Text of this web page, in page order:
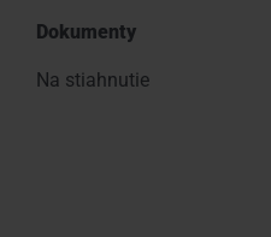
Dokumenty
Na stiahnutie